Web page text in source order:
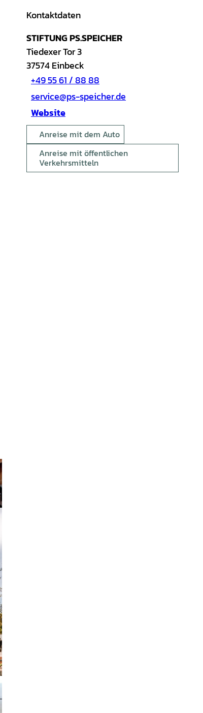
Kontaktdaten
STIFTUNG PS.SPEICHER
Tiedexer Tor 3
37574Einbeck
+49 55 61 / 88 88
service@ps-speicher.de
Website
Anreise mit dem Auto
Anreise mit öffentlichen
Verkehrsmitteln